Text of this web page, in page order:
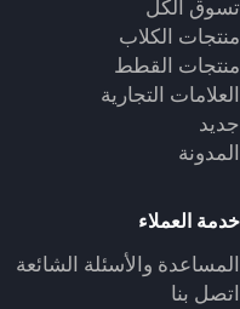
تسوق الكل
منتجات الكلاب
منتجات القطط
العلامات التجارية
جديد
المدونة
خدمة العملاء
المساعدة والأسئلة الشائعة
اتصل بنا